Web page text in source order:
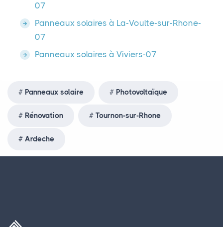
07
Panneaux solaires à La-Voulte-sur-Rhone-
07
Panneaux solaires à Viviers-07
Panneaux solaire Photovoltaïque
Rénovation Tournon-sur-Rhone
Ardeche